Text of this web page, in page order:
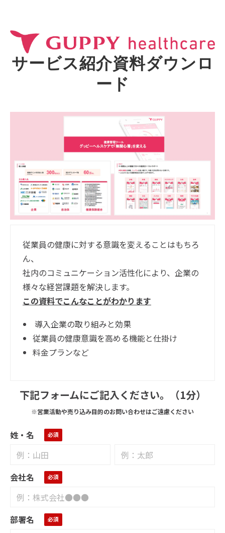
サービス紹介資料ダウンロ
ード
従業員の健康に対する意識を変えることはもちろ
ん、
社内のコミュニケーション活性化により、企業の
様々な経営課題を解決します。
この資料でこんなことがわかります
導入企業の取り組みと効果
従業員の健康意識を高める機能と仕掛け
料金プランなど
下記フォームにご記入ください。（1分）
※営業活動や売り込み目的のお問い合わせはご遠慮ください
姓・名
会社名
部署名